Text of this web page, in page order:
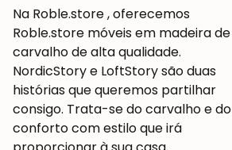
Na Roble.store , oferecemos
Roble.store móveis em madeira de
carvalho de alta qualidade.
NordicStory e LoftStory são duas
histórias que queremos partilhar
consigo. Trata-se do carvalho e do
conforto com estilo que irá